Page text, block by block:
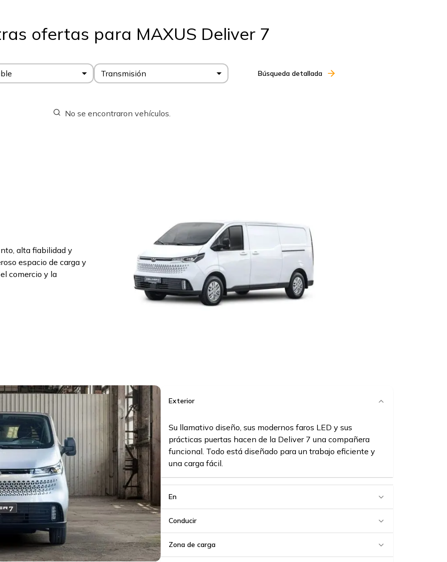
ofertas para MAXUS Deliver 7
Transmisión Búsqueda detallada
No se encontraron vehículos.
alta fiabilidad y
espacio de carga y
comercio y la
Exterior
Su llamativo diseño, sus modernos faros LED y sus
prácticas puertas hacen de la Deliver 7 una compañera
funcional. Todo está diseñado para un trabajo eficiente y
una carga fácil.
En
Conducir
Zona de carga